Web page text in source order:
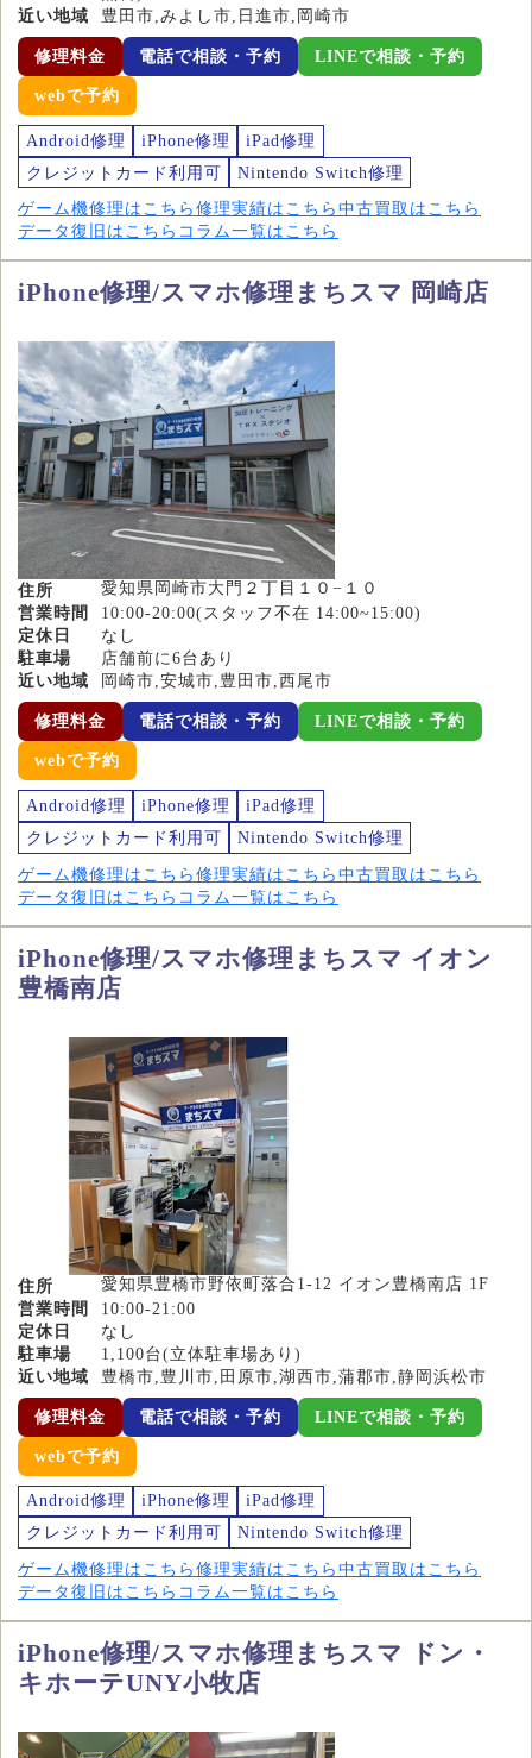
近い地域
豊田市,みよし市,日進市,岡崎市
修理料金 電話で相談・予約 LINEで相談・予約
webで予約
Android修理 iPhone修理
iPad修理
クレジットカード利用可
Nintendo Switch修理
ゲーム機修理はこちら 修理実績はこちら 中古買取はこちら
データ復旧はこちら コラム一覧はこちら
iPhone修理/スマホ修理まちスマ 岡崎店
住所
愛知県岡崎市大門２丁目１０−１０
営業時間
10:00-20:00(スタッフ不在 14:00~15:00)
定休日
なし
駐車場
店舗前に6台あり
近い地域
岡崎市,安城市,豊田市,西尾市
修理料金 電話で相談・予約 LINEで相談・予約
webで予約
Android修理 iPhone修理
iPad修理
クレジットカード利用可
Nintendo Switch修理
ゲーム機修理はこちら 修理実績はこちら 中古買取はこちら
データ復旧はこちら コラム一覧はこちら
iPhone修理/スマホ修理まちスマ イオン
豊橋南店
住所
愛知県豊橋市野依町落合1-12 イオン豊橋南店 1F
営業時間
10:00-21:00
定休日
なし
駐車場
1,100台(立体駐車場あり)
近い地域
豊橋市,豊川市,田原市,湖西市,蒲郡市,静岡浜松市
修理料金 電話で相談・予約 LINEで相談・予約
webで予約
Android修理 iPhone修理
iPad修理
クレジットカード利用可
Nintendo Switch修理
ゲーム機修理はこちら 修理実績はこちら 中古買取はこちら
データ復旧はこちら コラム一覧はこちら
iPhone修理/スマホ修理まちスマ ドン・
キホーテUNY小牧店